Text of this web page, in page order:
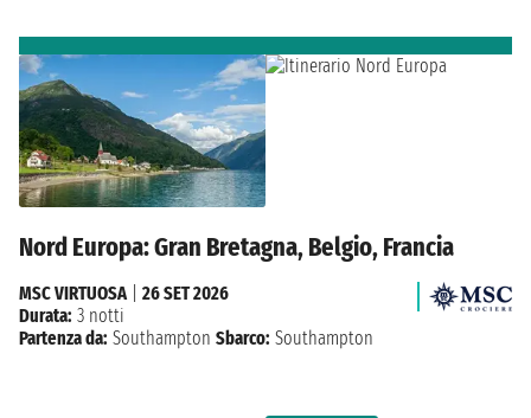
Nord Europa: Gran Bretagna, Belgio, Francia
MSC VIRTUOSA| 26 SET 2026
Durata: 3 notti
Partenza da: Southampton Sbarco: Southampton